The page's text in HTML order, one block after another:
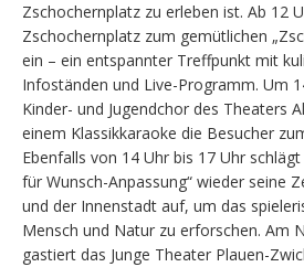
Zschochernplatz zu erleben ist. Ab 12
Zschochernplatz zum gemütlichen
ein – ein entspannter Treffpunkt mit
Infoständen und Live-Programm. Um
Kinder- und Jugendchor des Theaters
einem Klassikkaraoke die Besucher
Ebenfalls von 14 Uhr bis 17 Uhr
für Wunsch-Anpassung“ wieder seine
und der Innenstadt auf, um das
Mensch und Natur zu erforschen. Am
gastiert das Junge Theater Plauen-